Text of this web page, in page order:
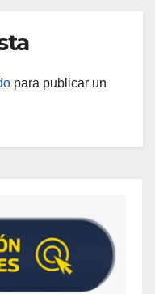
para publicar un